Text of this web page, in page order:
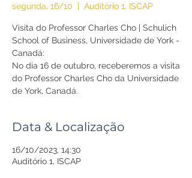
segunda, 16/10
  |
Auditório 1, ISCAP
Visita do Professor Charles Cho | Schulich
School of Business, Universidade de York -
Canadá:
No dia 16 de outubro, receberemos a visita
do Professor Charles Cho da Universidade
Data & Localização
16/10/2023, 14:30
Auditório 1, ISCAP